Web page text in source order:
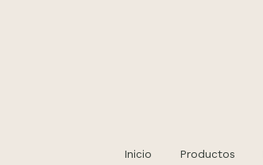
Inicio Productos